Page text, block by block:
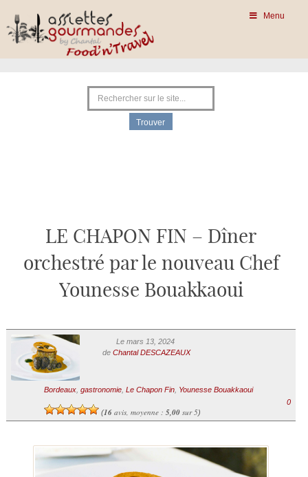
Menu
LE CHAPON FIN – Dîner
orchestré par le nouveau Chef
Younesse Bouakkaoui
Le mars 13, 2024
de Chantal DESCAZEAUX
Bordeaux, gastronomie, Le Chapon Fin, Younesse Bouakkaoui
(16avis, moyenne : 5,00sur 5)
0